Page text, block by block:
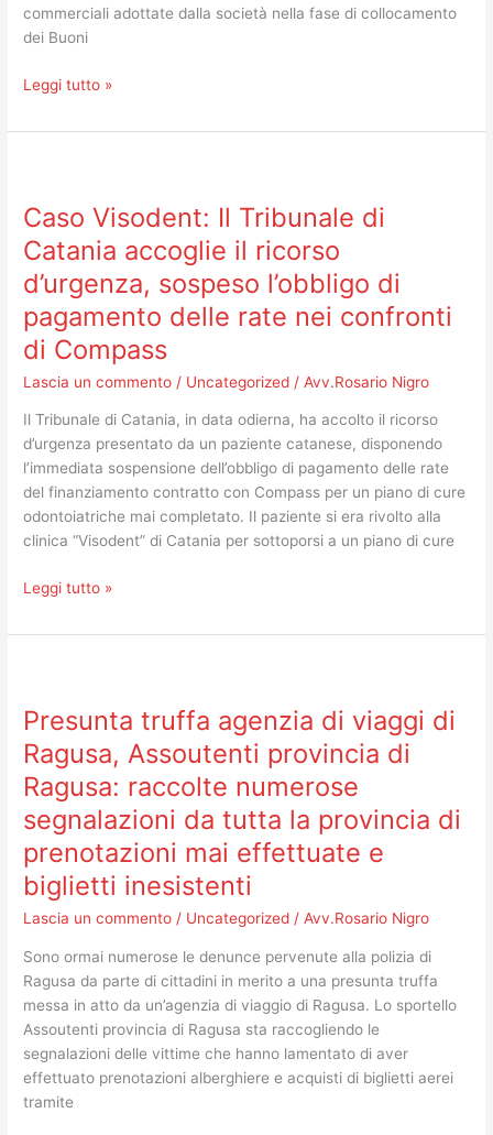
commerciali adottate dalla società nella fase di collocamento
dei Buoni
Leggi tutto »
Caso Visodent: Il Tribunale di
Catania accoglie il ricorso
d’urgenza, sospeso l’obbligo di
pagamento delle rate nei confronti
di Compass
Lascia un commento / Uncategorized /Avv.Rosario Nigro
Il Tribunale di Catania, in data odierna, ha accolto il ricorso
d’urgenza presentato da un paziente catanese, disponendo
l’immediata sospensione dell’obbligo di pagamento delle rate
del finanziamento contratto con Compass per un piano di cure
odontoiatriche mai completato. Il paziente si era rivolto alla
clinica “Visodent” di Catania per sottoporsi a un piano di cure
Il
Tribunale
di
Catania
accoglie
il
ricorso
d’urgenza,
confronti
Leggi tutto »
Presunta truffa agenzia di viaggi di
Ragusa, Assoutenti provincia di
Ragusa: raccolte numerose
segnalazioni da tutta la provincia di
prenotazioni mai effettuate e
biglietti inesistenti
Lascia un commento / Uncategorized /Avv.Rosario Nigro
Sono ormai numerose le denunce pervenute alla polizia di
Ragusa da parte di cittadini in merito a una presunta truffa
messa in atto da un’agenzia di viaggio di Ragusa. Lo sportello
Assoutenti provincia di Ragusa sta raccogliendo le
segnalazioni delle vittime che hanno lamentato di aver
effettuato prenotazioni alberghiere e acquisti di biglietti aerei
tramite
agenzia
di
viaggi
di
Ragusa,
Assoutenti
provincia
di
Ragusa:
numerose
segnalazioni
da
tutta
la
provincia
di